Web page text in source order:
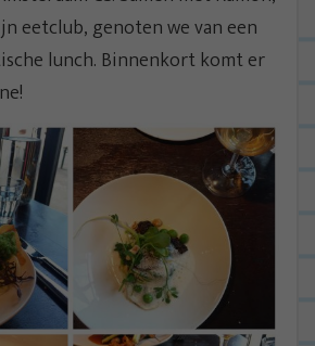
eetclub, genoten we van een
lunch. Binnenkort komt er